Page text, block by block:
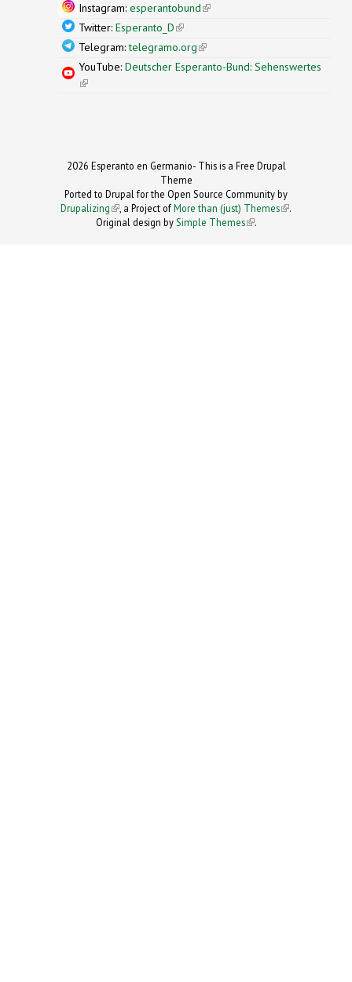
Instagram: esperantobund(link is external)
Twitter: Esperanto_D(link is external)
Telegram:telegramo.org(link is external)
YouTube: Deutscher Esperanto-Bund: Sehenswertes
(link is external)
2026 Esperanto en Germanio- This is a Free Drupal
Theme
Ported to Drupal for the Open Source Community by
Drupalizing(link is external)
, a Project ofMore than (just) Themes (link is
.
Original design bySimple Themes
(link is
.